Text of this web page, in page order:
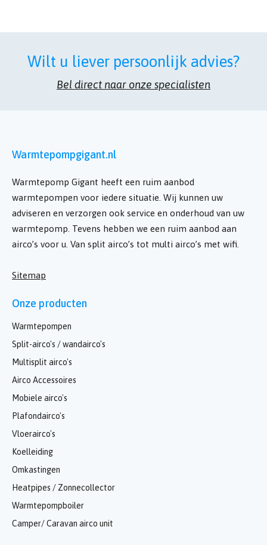
Wilt u liever persoonlijk advies?
Bel direct naar onze specialisten
Warmtepompgigant.nl
Warmtepomp Gigant heeft een ruim aanbod
warmtepompen voor iedere situatie. Wij kunnen uw
adviseren en verzorgen ook service en onderhoud van uw
warmtepomp. Tevens hebben we een ruim aanbod aan
airco’s voor u. Van split airco’s tot multi airco’s met wifi.
Sitemap
Onze producten
Warmtepompen
Split-airco's / wandairco's
Multisplit airco's
Airco Accessoires
Mobiele airco's
Plafondairco's
Vloerairco's
Koelleiding
Omkastingen
Heatpipes / Zonnecollector
Warmtepompboiler
Camper/ Caravan airco unit